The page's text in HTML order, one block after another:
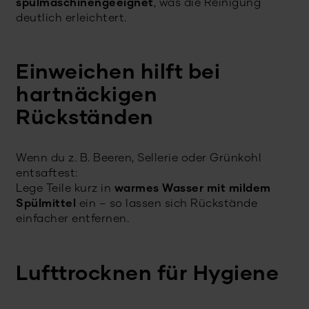
spülmaschinengeeignet, was die Reinigung
deutlich erleichtert.
Einweichen hilft bei
hartnäckigen
Rückständen
Wenn du z. B. Beeren, Sellerie oder Grünkohl
entsaftest:
Lege Teile kurz in warmes Wasser mit mildem
Spülmittel
ein – so lassen sich Rückstände
einfacher entfernen.
Lufttrocknen für Hygiene